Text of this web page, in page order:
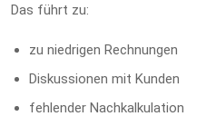
Das führt zu:
zu niedrigen Rechnungen
Diskussionen mit Kunden
fehlender Nachkalkulation